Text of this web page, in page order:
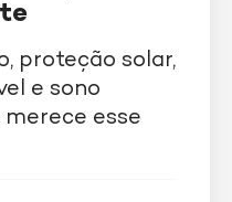
proteção solar,
e sono
merece esse